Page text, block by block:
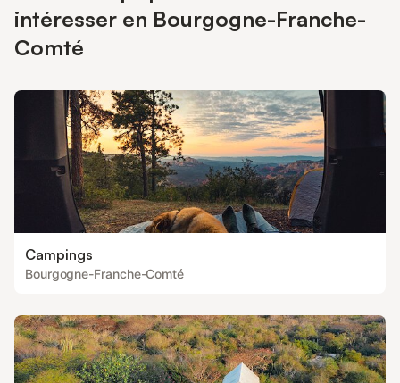
intéresser en Bourgogne-Franche-
Comté
Campings
Bourgogne-Franche-Comté